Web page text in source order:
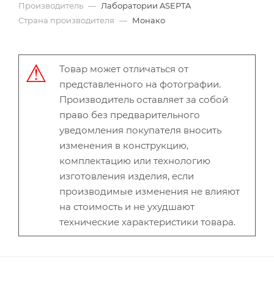
Производитель — Лаборатории ASEPTA
Страна производителя — Монако
Товар может отличаться от
представленного на фотографии.
Производитель оставляет за собой
право без предварительного
уведомления покупателя вносить
изменения в конструкцию,
комплектацию или технологию
изготовления изделия, если
производимые изменения не влияют
на стоимость и не ухудшают
технические характеристики товара.